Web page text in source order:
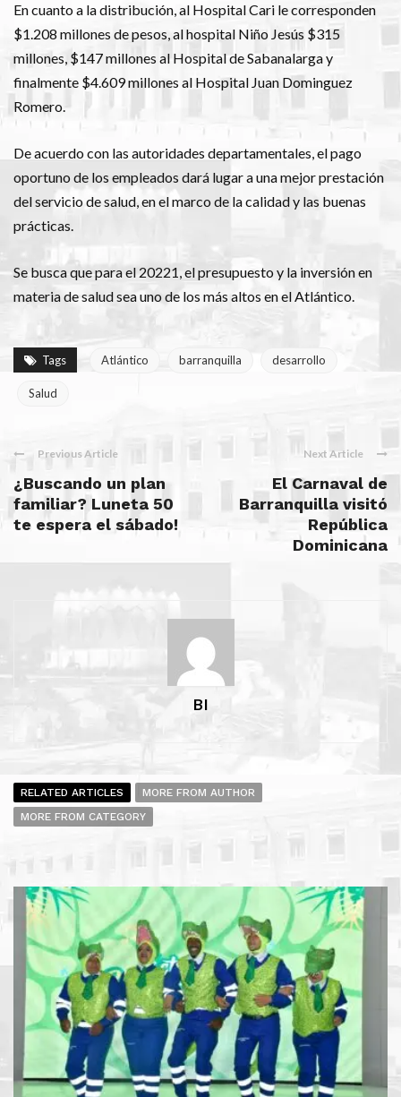
En cuanto a la distribución, al Hospital Cari le corresponden
$1.208 millones de pesos, al hospital Niño Jesús $315
millones, $147 millones al Hospital de Sabanalarga y
finalmente $4.609 millones al Hospital Juan Dominguez
Romero.
De acuerdo con las autoridades departamentales, el pago
oportuno de los empleados dará lugar a una mejor prestación
del servicio de salud, en el marco de la calidad y las buenas
prácticas.
Se busca que para el 20221, el presupuesto y la inversión en
materia de salud sea uno de los más altos en el Atlántico.
Tags Atlántico barranquilla desarrollo
Salud
Previous Article
¿Buscando un plan
familiar? Luneta 50
te espera el sábado!
Next Article
El Carnaval de
Barranquilla visitó
República
Dominicana
BI
RELATED ARTICLES
MORE FROM AUTHOR
MORE FROM CATEGORY